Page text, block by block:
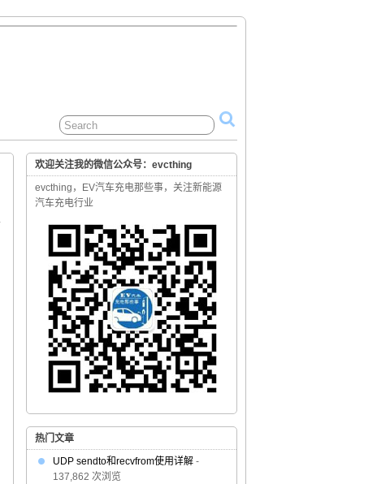
欢迎关注我的微信公众号：evcthing
evcthing，EV汽车充电那些事，关注新能源
汽车充电行业
热门文章
UDP sendto和recvfrom使用详解 -
137,862 次浏览